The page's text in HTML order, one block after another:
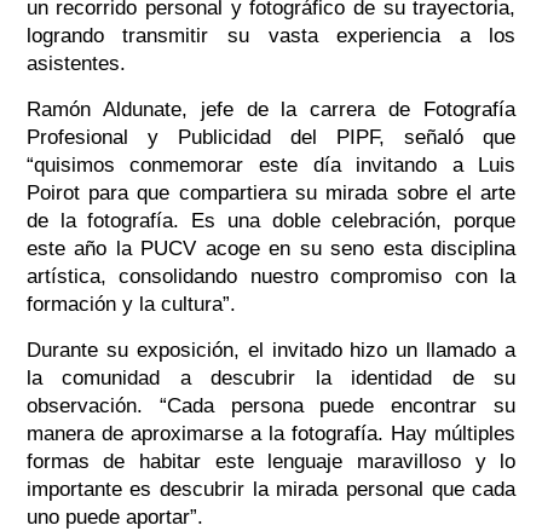
un recorrido personal y fotográfico de su trayectoria,
logrando transmitir su vasta experiencia a los
asistentes.
Ramón Aldunate, jefe de la carrera de Fotografía
Profesional y Publicidad del PIPF, señaló que
“quisimos conmemorar este día invitando a Luis
Poirot para que compartiera su mirada sobre el arte
de la fotografía. Es una doble celebración, porque
este año la PUCV acoge en su seno esta disciplina
artística, consolidando nuestro compromiso con la
formación y la cultura”.
Durante su exposición, el invitado hizo un llamado a
la comunidad a descubrir la identidad de su
observación. “Cada persona puede encontrar su
manera de aproximarse a la fotografía. Hay múltiples
formas de habitar este lenguaje maravilloso y lo
importante es descubrir la mirada personal que cada
uno puede aportar”.